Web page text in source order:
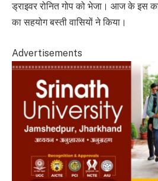
ड्राइवर रोनित गोप को भेजा। आज के इस
का सहयोग बस्ती वासियों ने किया।
Advertisements